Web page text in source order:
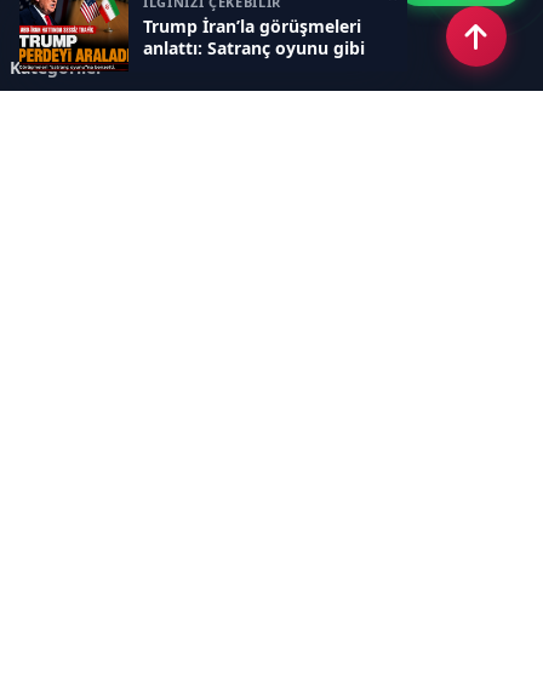
Trump İran’la görüşmeleri
anlattı: Satranç oyunu gibi
Kategoriler